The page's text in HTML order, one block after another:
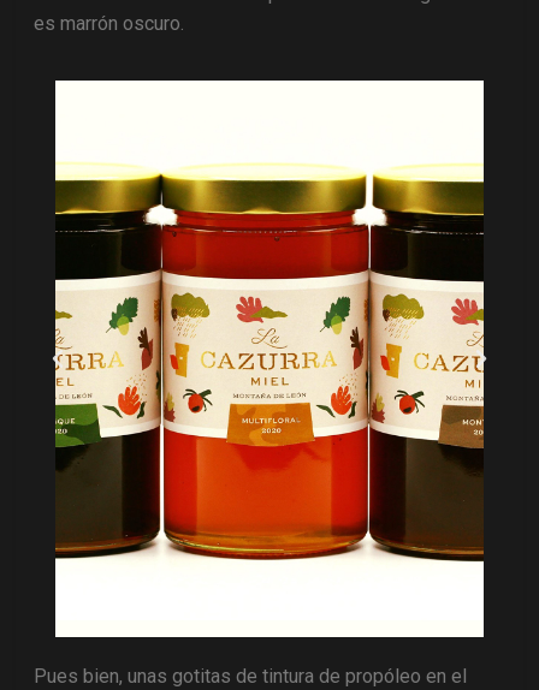
es marrón oscuro.
Pues bien, unas gotitas de tintura de propóleo en el